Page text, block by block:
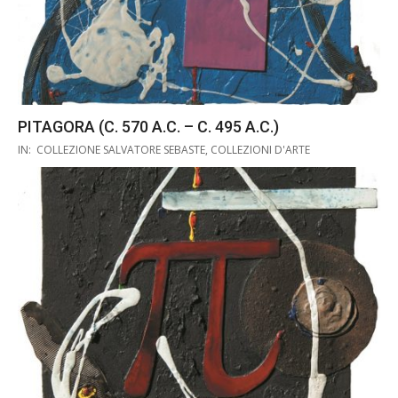
PITAGORA (C. 570 A.C. – C. 495 A.C.)
2019-
IN: COLLEZIONE SALVATORE SEBASTE, COLLEZIONI D'ARTE